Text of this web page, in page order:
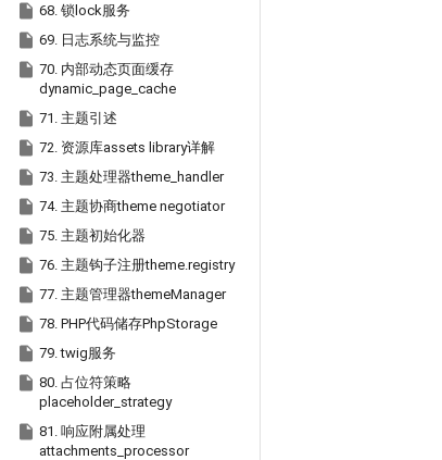
 68. 锁lock服务
 69. 日志系统与监控
 70. 内部动态页面缓存
dynamic_page_cache
 71. 主题引述
 72. 资源库assets library详解
 73. 主题处理器theme_handler
 74. 主题协商theme negotiator
 75. 主题初始化器
 76. 主题钩子注册theme.registry
 77. 主题管理器themeManager
 78. PHP代码储存PhpStorage
 79. twig服务
 80. 占位符策略
placeholder_strategy
 81. 响应附属处理
attachments_processor